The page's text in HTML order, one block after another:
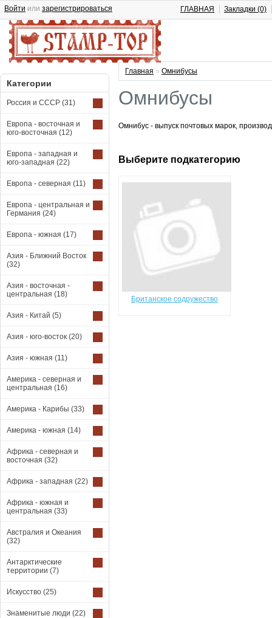
Войти или зарегистрироваться ГЛАВНАЯ Закладки (0)
Категории
Россия и СССР (31)
Европа - восточная и
юго-восточная (12)
Европа - западная и
юго-западная (22)
Европа - северная (11)
Европа - центральная и
Германия (24)
Европа - южная (17)
Азия - Ближний Восток
(32)
Азия - восточная -
центральная (18)
Азия - Китай (5)
Азия - юго-восток (20)
Азия - южная (11)
Америка - северная и
центральная (16)
Америка - Карибы (33)
Америка - южная (14)
Африка - северная и
восточная (32)
Африка - западная (22)
Африка - южная и
центральная (33)
Австралия и Океания
(32)
Антарктические
территории (7)
Искусство (25)
Знаменитые люди (22)
Главная » Омнибусы
Омнибусы
Омнибус - выпуск почтовых марок,
Выберите подкатегорию
Британское содружество